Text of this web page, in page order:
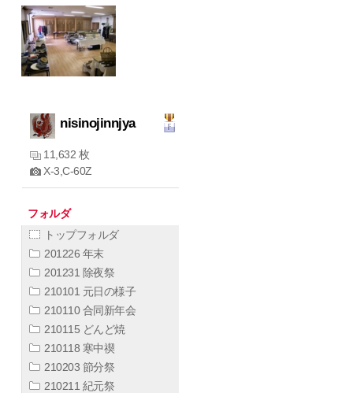
nisinojinnjya
11,632 枚
X-3,C-60Z
フォルダ
トップフォルダ
201226 年末
201231 除夜祭
210101 元日の様子
210110 合同新年会
210115 どんど焼
210118 寒中禊
210203 節分祭
210211 紀元祭